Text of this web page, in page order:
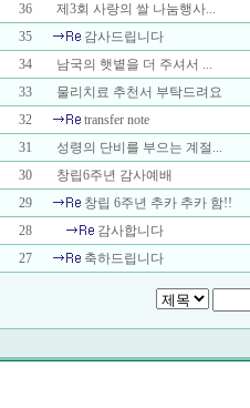
36
제3회 사랑의 쌀 나눔행사...
35
감사드립니다
34
남국의 햇볕을 더 주셔서 ...
33
물리치료 추천서 부탁드려요
32
transfer note
31
성령의 단비를 부으는 계절...
30
창립6주년 감사예배
29
창립 6주년 추카 추카 함!!
28
감사합니다
27
축하드립니다